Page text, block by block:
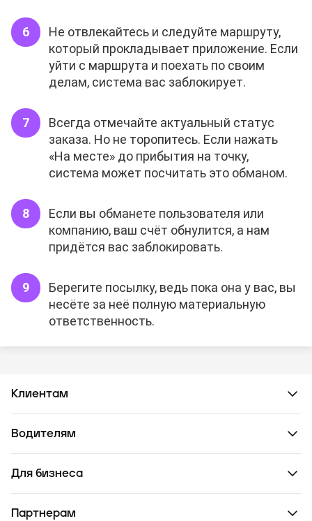
Не отвлекайтесь и следуйте маршруту,
который прокладывает приложение. Если
уйти с маршрута и поехать по своим
делам, система вас заблокирует.
Всегда отмечайте актуальный статус
заказа. Но не торопитесь. Если нажать
«На месте» до прибытия на точку,
система может посчитать это обманом.
Если вы обманете пользователя или
компанию, ваш счёт обнулится, а нам
придётся вас заблокировать.
Берегите посылку, ведь пока она у вас, вы
несёте за неё полную материальную
ответственность.
Клиентам
Водителям
Для бизнеса
Партнерам